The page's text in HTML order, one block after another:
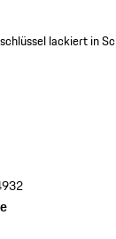
lackiert in